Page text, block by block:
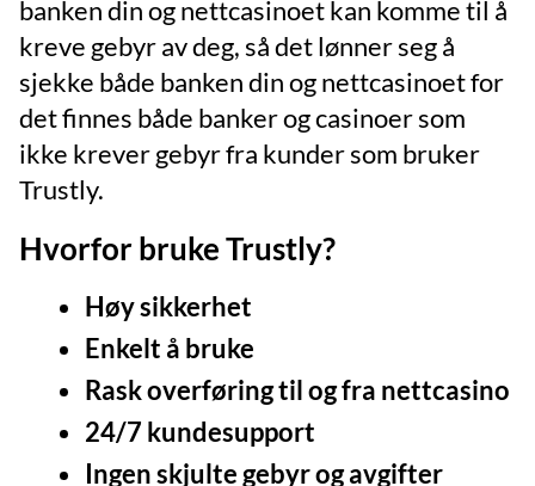
banken din og nettcasinoet kan komme til å
kreve gebyr av deg, så det lønner seg å
sjekke både banken din og nettcasinoet for
det finnes både banker og casinoer som
ikke krever gebyr fra kunder som bruker
Trustly.
Hvorfor bruke Trustly?
Høy sikkerhet
Enkelt å bruke
Rask overføring til og fra nettcasino
24/7 kundesupport
Ingen skjulte gebyr og avgifter